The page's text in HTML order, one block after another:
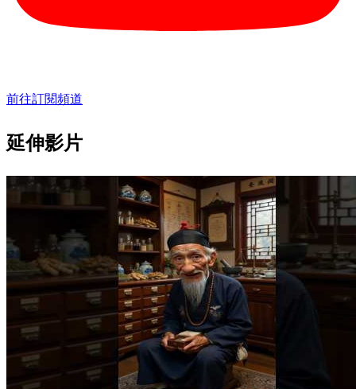
前往訂閱頻道
延伸影片